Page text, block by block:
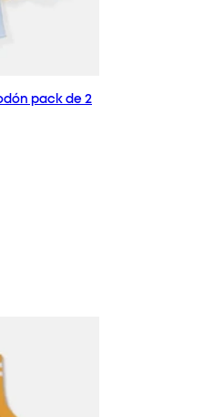
pack de 2